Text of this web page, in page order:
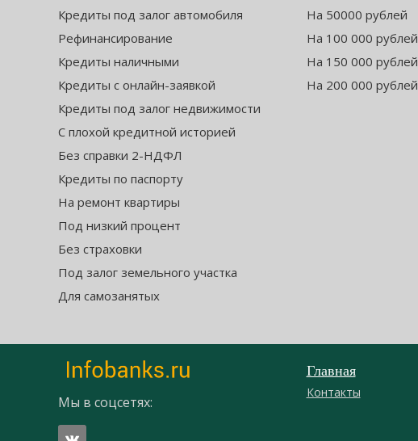
Кредиты под залог автомобиля
Рефинансирование
Кредиты наличными
Кредиты с онлайн-заявкой
Кредиты под залог недвижимости
С плохой кредитной историей
Без справки 2-НДФЛ
Кредиты по паспорту
На ремонт квартиры
Под низкий процент
Без страховки
Под залог земельного участка
Для самозанятых
На 50000 рублей
На 100 000 рублей
На 150 000 рублей
На 200 000 рублей
Мы в соцсетях:
Главная
Контакты